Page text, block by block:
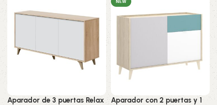
Aparador de 3 puertas Relax
NEW
Aparador con 2 puertas y 1